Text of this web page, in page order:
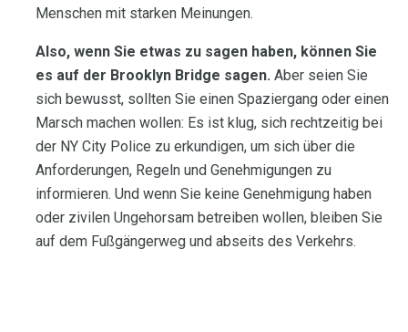
Menschen mit starken Meinungen.
Also, wenn Sie etwas zu sagen haben, können Sie
es auf der Brooklyn Bridge sagen. Aber seien Sie
sich bewusst, sollten Sie einen Spaziergang oder einen
Marsch machen wollen: Es ist klug, sich rechtzeitig bei
der NY City Police zu erkundigen, um sich über die
Anforderungen, Regeln und Genehmigungen zu
informieren. Und wenn Sie keine Genehmigung haben
oder zivilen Ungehorsam betreiben wollen, bleiben Sie
auf dem Fußgängerweg und abseits des Verkehrs.